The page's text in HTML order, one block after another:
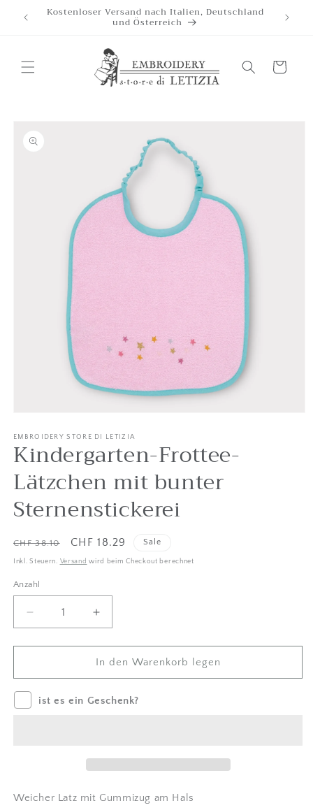
zum
Kostenloser Versand nach Italien, Deutschland
und Österreich
Wagen
in
Modal
öffnen
EMBROIDERY STORE DI LETIZIA
Kindergarten-Frottee-
Lätzchen mit bunter
Sternenstickerei
Listenpreis
CHF 38.10 Verkaufspreis
CHF 18.29 Sale
Inkl. Steuern. Versand wird beim Checkout berechnet
Anzahl
Anzahl
Menge
um
Kindergarten-
Lätzchen
mit
bunter
Betrag
für
Kindergarten-
Frottee-
Lätzchen
bunter
In den Warenkorb legen
ist es ein Geschenk?
Weicher Latz mit Gummizug am Hals